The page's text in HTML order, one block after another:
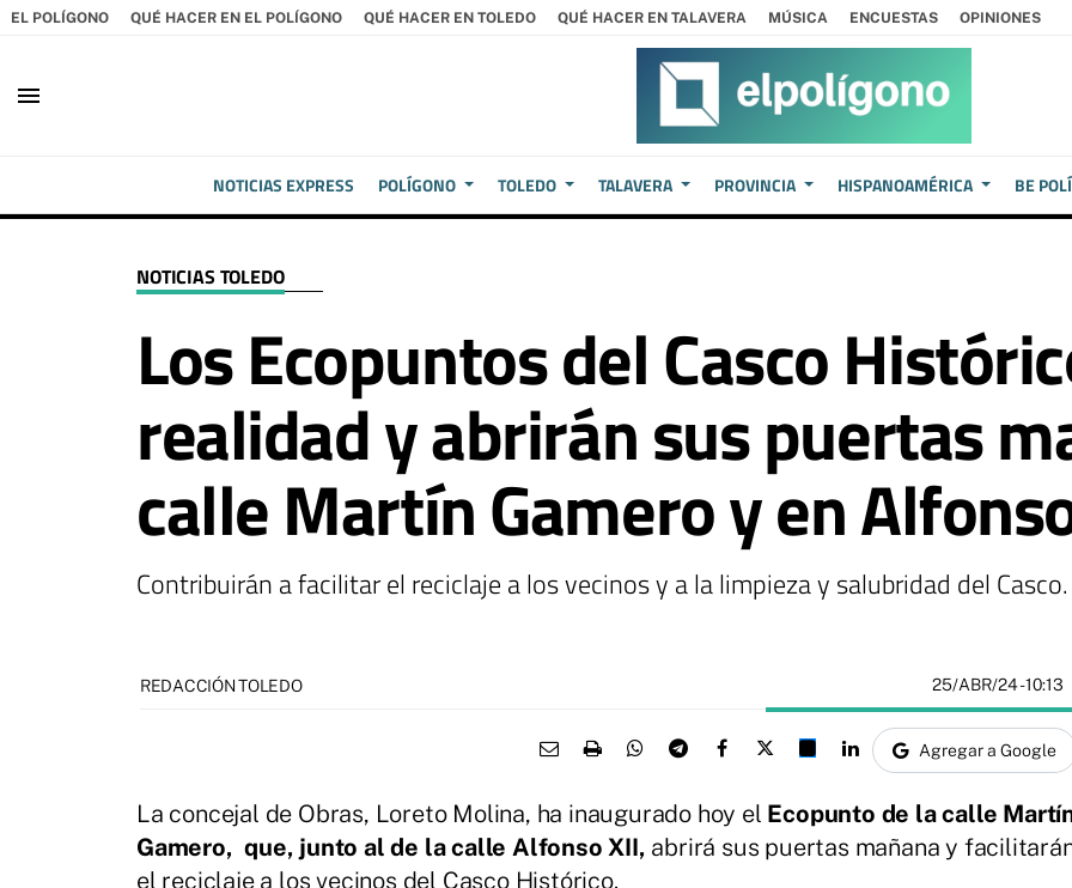
EL POLÍGONO QUÉ HACER EN EL POLÍGONO QUÉ HACER EN TOLEDO QUÉ HACER EN TALAVERA MÚSICA ENCUESTAS OPINIONES
menu
NOTICIAS EXPRESS POLÍGONO TOLEDO TALAVERA PROVINCIA HISPANOAMÉRICA BE
NOTICIAS TOLEDO
Los Ecopuntos del Casco
realidad y abrirán sus puertas
calle Martín Gamero y en
Contribuirán a facilitar el reciclaje a los vecinos y a la limpieza y salubridad del Casco.
REDACCIÓN TOLEDO 25/ABR/24- 10:13
Agregar a Google
La concejal de Obras, Loreto Molina, ha inaugurado hoy el Ecopunto de la calle
Gamero, que, junto al de la calle Alfonso XII, abrirá sus puertas mañana y
el reciclaje a los vecinos del Casco Histórico.